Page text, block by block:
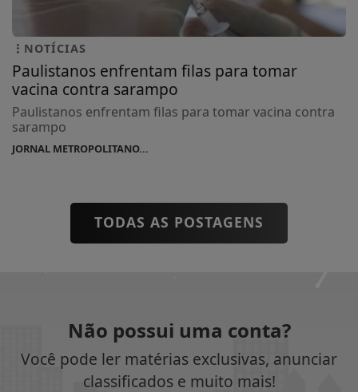
NOTÍCIAS
Paulistanos enfrentam filas para tomar
vacina contra sarampo
Paulistanos enfrentam filas para tomar vacina contra
sarampo
JORNAL METROPOLITANO...
TODAS AS POSTAGENS
Não possui uma conta?
Você pode ler matérias exclusivas, anunciar
classificados e muito mais!